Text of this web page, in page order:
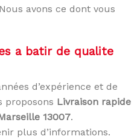
avons ce dont vous
a batir de qualite
d’expérience et de
proposons Livraison rapide
13007.
plus d’informations.